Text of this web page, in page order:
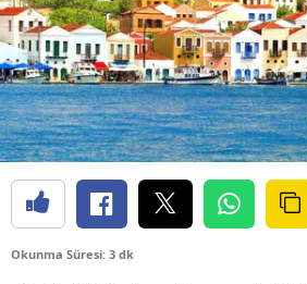
Okunma Süresi: 3 dk